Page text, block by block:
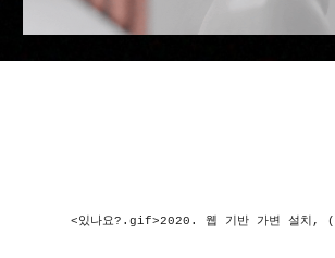
<있나요?.gif>2020. 웹 기반 가변 설치, (